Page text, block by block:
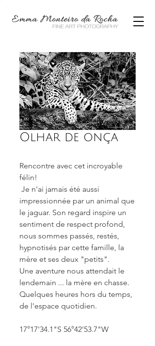
Olhar de onça
Rencontre avec cet incroyable
félin!
Je n'ai jamais été aussi
impressionnée par un animal que
le jaguar. Son regard inspire un
sentiment de respect profond,
nous sommes passés, restés,
hypnotisés par cette famille, la
mère et ses deux "petits".
Une aventure nous attendait le
lendemain ... la mère en chasse.
Quelques heures hors du temps,
de l'espace quotidien.
17°17'34.1"S 56°42'53.7"W